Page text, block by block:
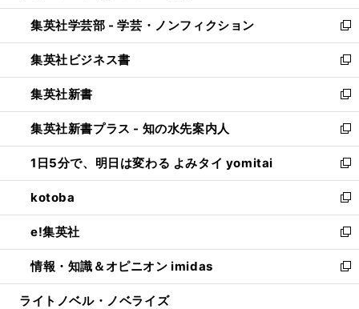
開
く
ウ
で
開
く
ン
ド
ウ
で
開
く
ウ
ィ
ン
ド
ウ
で
開
く
集英社学芸部 - 学芸・ノンフィクション
新
し
い
ウ
ィ
ン
ド
ウ
で
開
く
集英社ビジネス書
新
し
い
ウ
ィ
ン
ド
ウ
で
開
く
集英社新書
新
し
い
ウ
ィ
ン
ド
ウ
で
開
く
集英社新書プラス - 知の水先案内人
新
し
い
ウ
ィ
ン
ド
ウ
で
開
1日5分で、明日は変わる よみタイ yomitai
新
し
い
ウ
ィ
ン
ド
ウ
kotoba
新
し
い
ウ
ィ
ン
e!集英社
新
し
い
ウ
情報・知識＆オピニオン imidas
新
し
ライトノベル・ノベライズ